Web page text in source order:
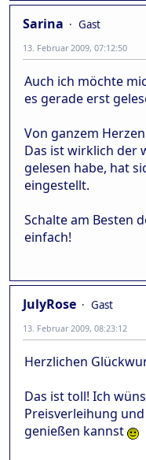
Sarina
Gast
13. Februar 2009, 07:12:50
Auch ich möchte
es gerade erst
Von ganzem
Das ist wirklich der
gelesen habe, hat
eingestellt.
Schalte am Besten
einfach!
JulyRose
Gast
13. Februar 2009, 08:23:12
Herzlichen
Das ist toll! Ich
Preisverleihung
genießen kannst